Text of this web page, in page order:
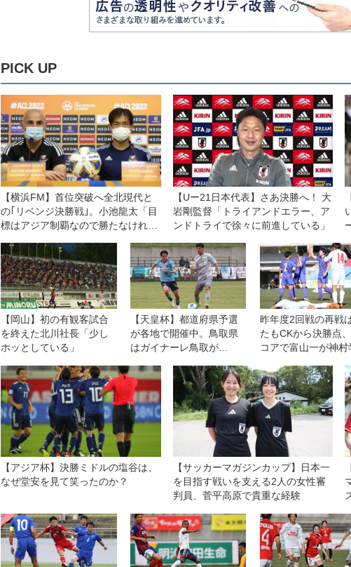
PICK UP
【横浜FM】首位突破へ全北現代と
の｢リベンジ決勝戦｣。小池龍太「目
標はアジア制覇なので勝たなけれ
【Uー21日本代表】さあ決勝へ！ 大
岩剛監督「トライアンドエラー、ア
ンドトライで徐々に前進している」
【岡山】初の有観客試合
を終えた北川社長「少し
ホッとしている」
【天皇杯】都道府県予選
が各地で開催中。鳥取県
はガイナーレ鳥取が
て本大会へ
昨年度2回戦の再戦
たもCKから決勝点
コアで富山一が神村
【アジア杯】決勝ミドルの塩谷は、
なぜ堂安を見て笑ったのか？
【サッカーマガジンカップ】日本一
を目指す戦いを支える2人の女性審
判員、菅平高原で貴重な経験